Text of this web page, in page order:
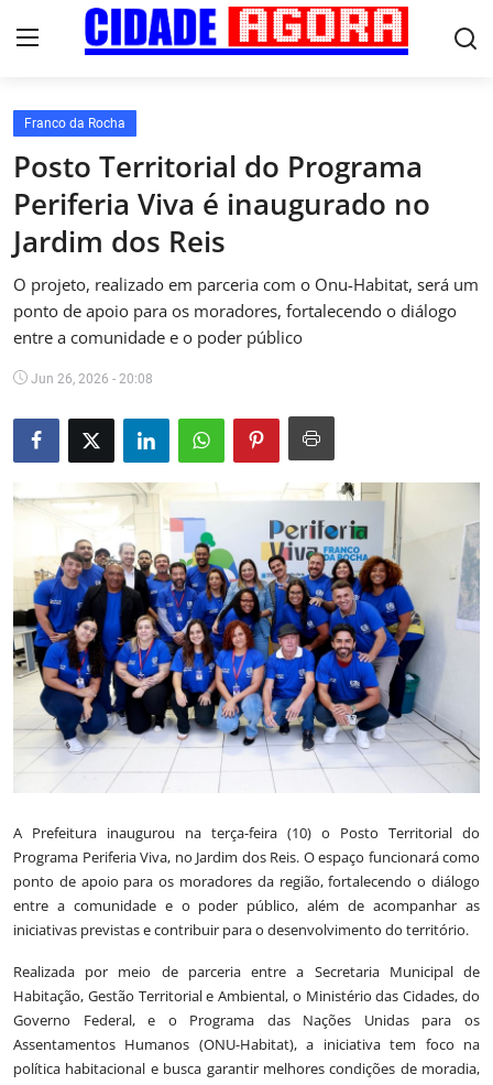
Início
Fale Conosco
Brasil
Cidades
Cultura
Saúde
Franco da Rocha
Posto Territorial do Programa
Periferia Viva é inaugurado no
Jardim dos Reis
O projeto, realizado em parceria com o Onu-Habitat, será um
ponto de apoio para os moradores, fortalecendo o diálogo
entre a comunidade e o poder público
Jun 26, 2026 - 20:08
A Prefeitura inaugurou na terça-feira (10) o Posto Territorial do
Programa Periferia Viva, no Jardim dos Reis. O espaço funcionará como
ponto de apoio para os moradores da região, fortalecendo o diálogo
entre a comunidade e o poder público, além de acompanhar as
iniciativas previstas e contribuir para o desenvolvimento do território.
Realizada por meio de parceria entre a Secretaria Municipal de
Habitação, Gestão Territorial e Ambiental, o Ministério das Cidades, do
Governo Federal, e o Programa das Nações Unidas para os
Assentamentos Humanos (ONU-Habitat), a iniciativa tem foco na
política habitacional e busca garantir melhores condições de moradia,